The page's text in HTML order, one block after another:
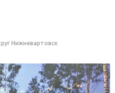
Нижневартовск